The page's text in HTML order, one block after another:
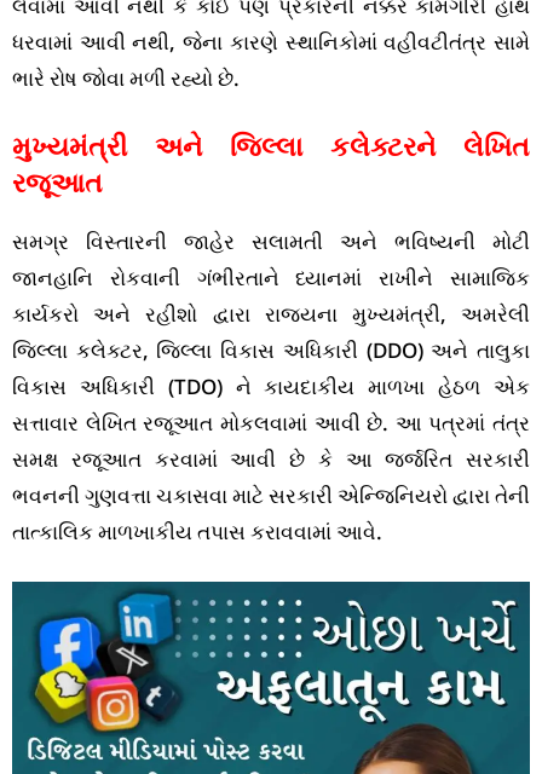
ધરવામાં આવી નથી, જેના કારણે સ્થાનિકોમાં વહીવટીતંત્ર સામે
ભારે રોષ જોવા મળી રહ્યો છે.
મુખ્યમંત્રી અને જિલ્લા કલેક્ટરને લેખિત
રજૂઆત
સમગ્ર વિસ્તારની જાહેર સલામતી અને ભવિષ્યની મોટી
જાનહાનિ રોકવાની ગંભીરતાને ધ્યાનમાં રાખીને સામાજિક
કાર્યકરો અને રહીશો દ્વારા રાજ્યના મુખ્યમંત્રી, અમરેલી
જિલ્લા કલેક્ટર, જિલ્લા વિકાસ અધિકારી (DDO) અને તાલુકા
વિકાસ અધિકારી (TDO) ને કાયદાકીય માળખા હેઠળ એક
સત્તાવાર લેખિત રજૂઆત મોકલવામાં આવી છે. આ પત્રમાં તંત્ર
સમક્ષ રજૂઆત કરવામાં આવી છે કે આ જર્જરિત સરકારી
ભવનની ગુણવત્તા ચકાસવા માટે સરકારી એન્જિનિયરો દ્વારા તેની
તાત્કાલિક માળખાકીય તપાસ કરાવવામાં આવે.